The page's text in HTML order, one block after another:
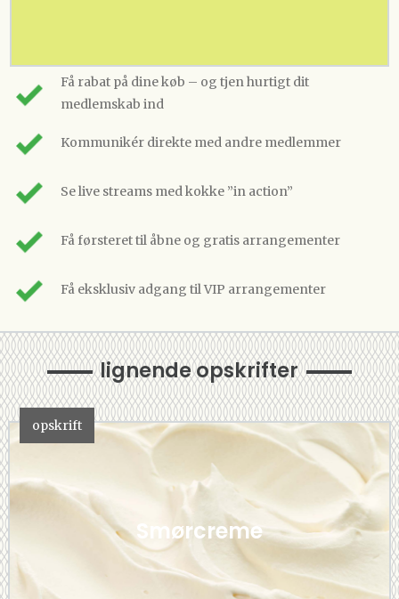
Få rabat på dine køb – og tjen hurtigt dit
medlemskab ind
Kommunikér direkte med andre medlemmer
Se live streams med kokke ”in action”
Få førsteret til åbne og gratis arrangementer
Få eksklusiv adgang til VIP arrangementer
lignende opskrifter
opskrift
Smørcreme